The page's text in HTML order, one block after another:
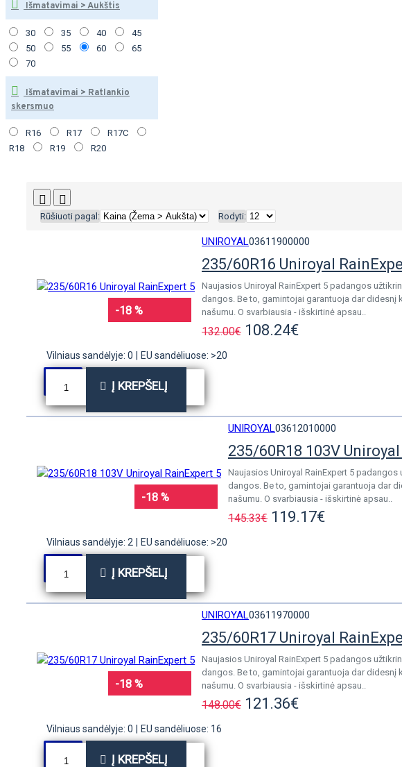
Išmatavimai > Aukštis
30 35 40
45
50
55 60
65
70
Išmatavimai > Ratlankio
skersmuo
R16 R17
R17C
R18
R19 R20
Rūšiuoti pagal: Rodyti:
-18 %
UNIROYAL03611900000
235/60R16 Uniroyal
Naujasios Uniroyal RainExpert 5 padangos
dangos. Be to, gamintojai garantuoja dar
našumu. O svarbiausia - išskirtinė apsau..
132.00€ 108.24€
Vilniaus sandėlyje: 0 EU sandėliuose: >20
Į KREPŠELĮ
-18 %
UNIROYAL03612010000
235/60R18 103V
Naujasios Uniroyal RainExpert 5
dangos. Be to, gamintojai garantuoja dar
našumu. O svarbiausia - išskirtinė apsau..
145.33€ 119.17€
Vilniaus sandėlyje: 2 EU sandėliuose: >20
Į KREPŠELĮ
-18 %
UNIROYAL03611970000
235/60R17 Uniroyal
Naujasios Uniroyal RainExpert 5 padangos
dangos. Be to, gamintojai garantuoja dar
našumu. O svarbiausia - išskirtinė apsau..
148.00€ 121.36€
Vilniaus sandėlyje: 0 EU sandėliuose: 16
Į KREPŠELĮ